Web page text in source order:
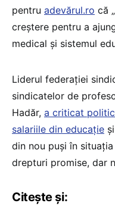
pentru adevărul.ro că
creștere pentru a
medical și sistemul
Liderul federației
sindicatelor de
Hadăr, a criticat
salariile din educație
din nou puși în
drepturi promise, dar
Citește și: